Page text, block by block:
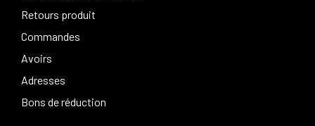
Retours produit
Commandes
Avoirs
Adresses
Bons de réduction